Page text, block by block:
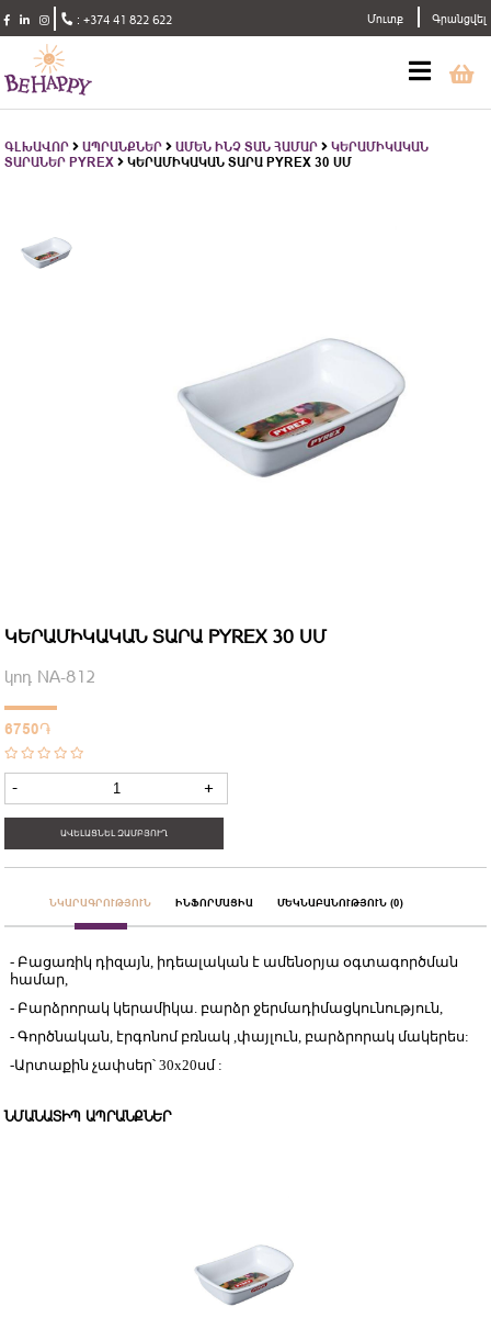
:+374 41 822 622 Մուտք Գրանցվել
ԳԼԽԱՎՈՐ ԱՊՐԱՆՔՆԵՐ ԱՄԵՆ ԻՆՉ ՏԱՆ ՀԱՄԱՐ
ԿԵՐԱՄԻԿԱԿԱՆ
ՏԱՐԱՆԵՐ PYREX
ԿԵՐԱՄԻԿԱԿԱՆ ՏԱՐԱ PYREX 30 ՍՄ
ԿԵՐԱՄԻԿԱԿԱՆ ՏԱՐԱ PYREX 30 ՍՄ
կոդ NA-812
6750֏
- +
ԱՎԵԼԱՑՆԵԼ ԶԱՄԲՅՈՒՂ
ՆԿԱՐԱԳՐՈՒԹՅՈՒՆ ԻՆՖՈՐՄԱՑԻԱ ՄԵԿՆԱԲԱՆՈՒԹՅՈՒՆ (0)
- Բացառիկ դիզայն, իդեալական է ամենօրյա օգտագործման
համար,
- Բարձրորակ կերամիկա. բարձր ջերմադիմացկունություն,
- Գործնական, էրգոնոմ բռնակ ,փայլուն, բարձրորակ մակերես:
-Արտաքին չափսեր՝ 30x20սմ :
ՆՄԱՆԱՏԻՊ ԱՊՐԱՆՔՆԵՐ